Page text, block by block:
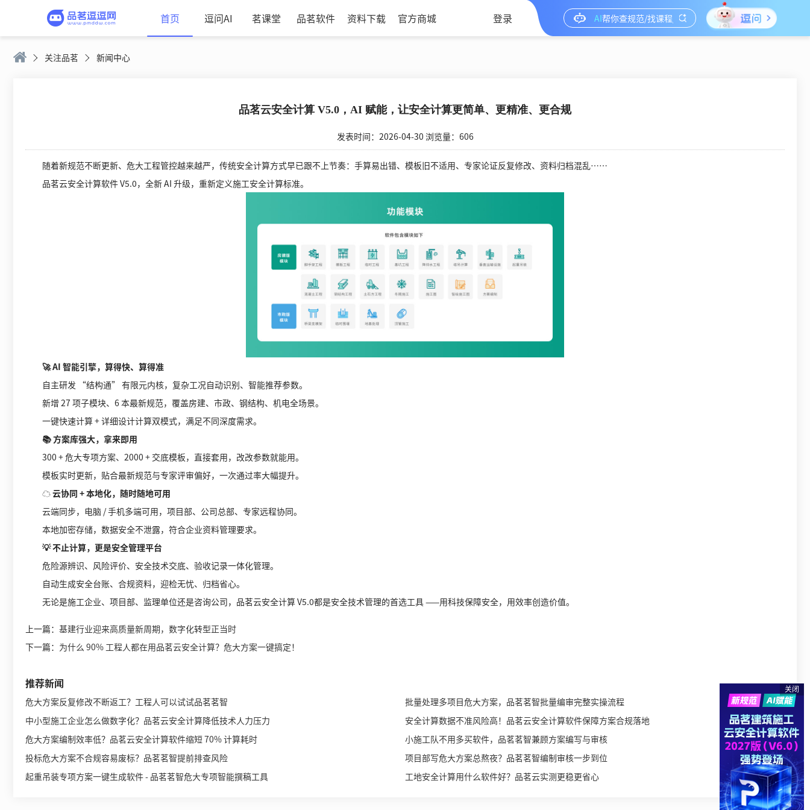
首页 逗问AI 茗课堂 品茗软件 资料下载 官方商城 登录
关注品茗 新闻中心
品茗云安全计算 V5.0，AI 赋能，让安全计算更简单、更精准、更合规
发表时间：2026-04-30 浏览量：606
随着新规范不断更新、危大工程管控越来越严，传统安全计算方式早已跟不上节奏：手算易出错、模板旧不适用、专家论证反复修改、资料归档混乱……
品茗云安全计算软件 V5.0，全新 AI 升级，重新定义施工安全计算标准。
🚀 AI 智能引擎，算得快、算得准
自主研发 “结构通” 有限元内核，复杂工况自动识别、智能推荐参数。
新增 27 项子模块、6 本最新规范，覆盖房建、市政、钢结构、机电全场景。
一键快速计算 + 详细设计计算双模式，满足不同深度需求。
📚 方案库强大，拿来即用
300 + 危大专项方案、2000 + 交底模板，直接套用，改改参数就能用。
模板实时更新，贴合最新规范与专家评审偏好，一次通过率大幅提升。
☁️ 云协同 + 本地化，随时随地可用
云端同步，电脑 / 手机多端可用，项目部、公司总部、专家远程协同。
本地加密存储，数据安全不泄露，符合企业资料管理要求。
💡 不止计算，更是安全管理平台
危险源辨识、风险评价、安全技术交底、验收记录一体化管理。
自动生成安全台账、合规资料，迎检无忧、归档省心。
无论是施工企业、项目部、监理单位还是咨询公司，品茗云安全计算 V5.0都是安全技术管理的首选工具 ——用科技保障安全，用效率创造价值。
上一篇： 基建行业迎来高质量新周期，数字化转型正当时
下一篇： 为什么 90% 工程人都在用品茗云安全计算？危大方案一键搞定！
推荐新闻
危大方案反复修改不断返工？工程人可以试试品茗茗智
批量处理多项目危大方案，品茗茗智批量编审完整实操流程
中小型施工企业怎么做数字化？品茗云安全计算降低技术人力压力
安全计算数据不准风险高！品茗云安全计算软件保障方案合规落地
危大方案编制效率低？品茗云安全计算软件缩短 70% 计算耗时
小施工队不用多买软件，品茗茗智兼顾方案编写与审核
投标危大方案不合规容易废标？品茗茗智提前排查风险
项目部写危大方案总熬夜？品茗茗智编制审核一步到位
起重吊装专项方案一键生成软件 - 品茗茗智危大专项智能撰稿工具
工地安全计算用什么软件好？品茗云实测更稳更省心
关闭